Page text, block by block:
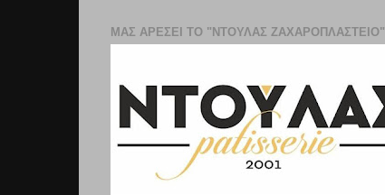
ΜΑΣ ΑΡΕΣΕΙ ΤΟ "ΝΤΟΥΛΑΣ ΖΑΧΑΡΟΠΛΑΣΤΕΊΟ"